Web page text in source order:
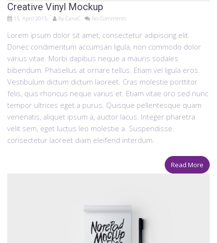
Creative Vinyl Mockup
15. April 2015. By CanaC No Comments
Lorem ipsum dolor sit amet, consectetur adipiscing elit.
Donec condimentum accumsan ligula, non commodo dolor
varius vitae. Morbi dapibus neque a mauris sodales
bibendum. Phasellus at ornare tellus. Etiam vel ligula eros.
Vestibulum dictum dictum laoreet. Cras molestie porttitor
felis, quis rhoncus neque varius et. Etiam vitae orci sed nunc
tempor ultrices eget a purus. Quisque pellentesque quam
venenatis, aliquet ipsum a, auctor lacus. Integer pharetra
velit sem, eget luctus leo molestie a. Suspendisse
consectetur laoreet diam eleifend interdum.
Read More